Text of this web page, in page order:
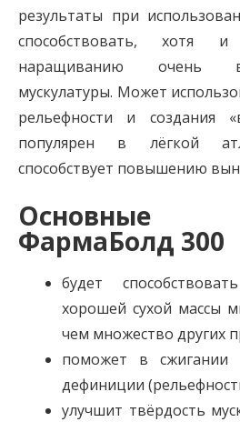
результаты при
способствовать, хотя
наращиванию очень
мускулатуры. Может
рельефности и создания
популярен в лёгкой
способствует повышению
Основные
ФармаБолд 300
будет
хорошей сухой массы
чем множество других
поможет в сжигании
дефиниции
улучшит твёрдость